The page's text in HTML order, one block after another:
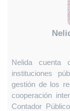
Nelida cuenta
instituciones
gestión de los
cooperación
Contador